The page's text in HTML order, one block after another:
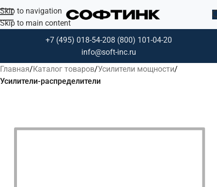
Skip to navigation
Skip to main content
+7 (495) 018-54-208 (800) 101-04-20
info@soft-inc.ru
Главная Каталог товаров Усилители мощности
Усилители-распределители